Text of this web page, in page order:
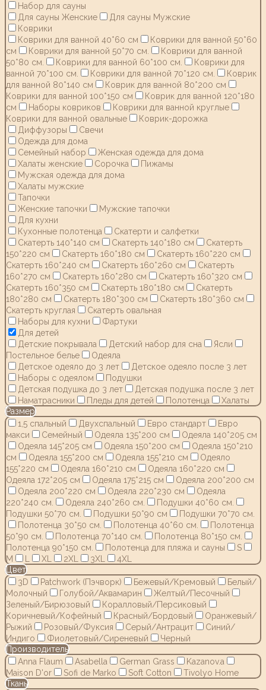
Набор для сауны
Для сауны Женские
Для сауны Мужские
Коврики
Коврики для ванной 40*60 см
Коврики для ванной 50*60
см
Коврики для ванной 50*70 см.
Коврики для ванной
50*80 см.
Коврики для ванной 60*100 см.
Коврики для
ванной 70*100 см.
Коврики для ванной 70*120 см.
Коврик
для ванной 80*140 см
Коврик для ванной 80*200 см
Коврики для ванной 100*150 см
Коврик для ванной 120*180
см
Наборы ковриков
Коврики для ванной круглые
Коврики для ванной овальные
Коврик-дорожка
Диффузоры
Свечи
Одежда для дома
Семейный набор
Женская одежда для дома
Халаты женские
Сорочка
Пижамы
Мужская одежда для дома
Халаты мужские
Тапочки
Женские тапочки
Мужские тапочки
Для кухни
Кухонные полотенца
Скатерти и салфетки
Скатерть 140*140 см
Скатерть 140*180 см
Скатерть
150*220 см
Скатерть 160*180 см
Скатерть 160*220 см
Скатерть 160*240 см
Скатерть 160*260 см
Скатерть
160*270 см
Скатерть 160*280 см
Скатерть 160*320 см
Скатерть 160*350 см
Скатерть 180*180 см
Скатерть
180*280 см
Скатерть 180*300 см
Скатерть 180*360 см
Скатерть круглая
Скатерть овальная
Наборы для кухни
Фартуки
Для детей
Детские покрывала
Детский набор для сна
Ясли
Постельное белье
Одеяла
Детское одеяло до 3 лет
Детское одеяло после 3 лет
Наборы с одеялом
Подушки
Детская подушка до 3 лет
Детская подушка после 3 лет
Наматрасники
Пледы для детей Полотенца
Халаты
Размер
1,5 спальный
Двухспальный Евро стандарт
Евро
макси
Семейный Одеяла 135*200 см
Одеяла 140*205 см
Одеяла 145*205 см
Одеяла 150*200 см
Одеяла 150*210
см
Одеяла 155*200 см Одеяла 155*210 см
Одеяло
155*220 см
Одеяла 160*210 см
Одеяла 160*220 см
Одеяла 172*205 см
Одеяла 175*215 см
Одеяла 200*200 см
Одеяла 200*220 см
Одеяла 220*230 см
Одеяла
220*240 см.
Одеяла 240*260 см.
Подушки 40*60 см.
Подушки 50*70 см.
Подушки 50*90 см
Подушки 70*70 см.
Полотенца 30*50 см.
Полотенца 40*60 см.
Полотенца
50*90 см.
Полотенца 70*140 см.
Полотенца 80*150 см.
Полотенца 90*150 см.
Полотенца для пляжа и сауны
S
M
XL 2XL 3XL
4XL
Цвет
3D
Patchwork (Пэчворк) Бежевый/Кремовый
Белый/
Молочный
Голубой/Аквамарин
Желтый/Песочный
Зеленый/Бирюзовый
Коралловый/Персиковый
Коричневый/Кофейный
Красный/Бордовый
Оранжевый/
Рыжий
Розовый/Фуксия Серый/Антрацит
Синий/
Индиго
Фиолетовый/Сиреневый
Черный
Производитель
Anna Flaum
Asabella German Grass
Kazanov.a
Maison D'or
Sofi de Marko Soft Cotton
Tivolyo Home
Ткань